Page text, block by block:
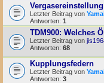
Letzter Beitrag von
Antworten: 1
TDM900: Welches
Letzter Beitrag von
Antworten: 68
Kupplungsfedern
Letzter Beitrag von
Antworten: 3